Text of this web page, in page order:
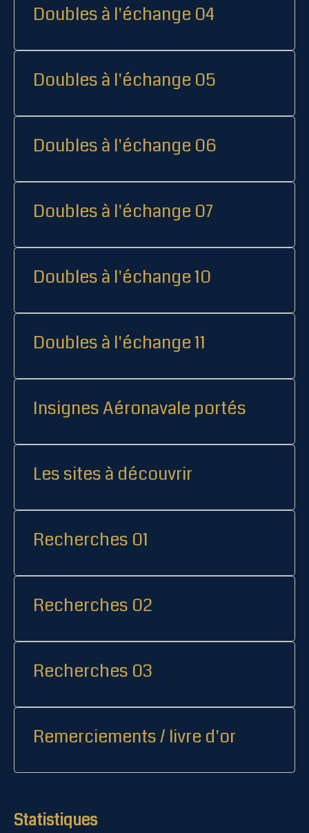
Doubles à l'échange 04
Doubles à l'échange 05
Doubles à l'échange 06
Doubles à l'échange 07
Doubles à l'échange 10
Doubles à l'échange 11
Insignes Aéronavale portés
Les sites à découvrir
Recherches 01
Recherches 02
Recherches 03
Remerciements / livre d'or
Statistiques